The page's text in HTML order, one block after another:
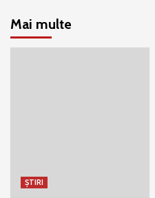
Mai multe
ȘTIRI